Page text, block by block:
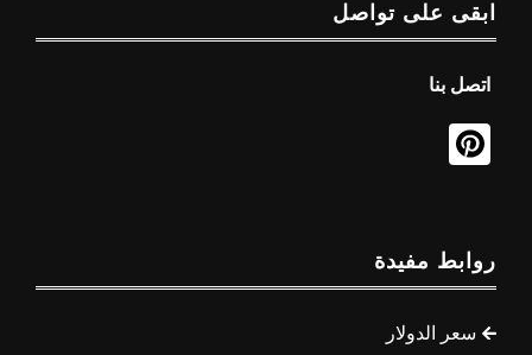
ابقى على تواصل
اتصل بنا
روابط مفيدة
سعر الدولار